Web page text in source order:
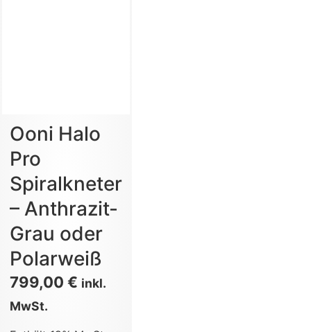
Ooni Halo
Pro
Spiralkneter
– Anthrazit-
Grau oder
Polarweiß
799,00€ inkl.
MwSt.